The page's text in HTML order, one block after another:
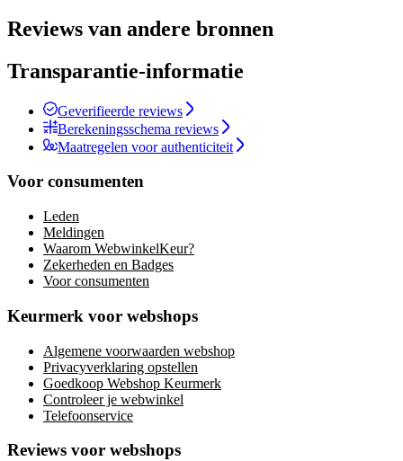
Reviews van andere bronnen
Transparantie-informatie
Geverifieerde reviews
Berekeningsschema reviews
Maatregelen voor authenticiteit
Voor consumenten
Leden
Meldingen
Waarom WebwinkelKeur?
Zekerheden en Badges
Voor consumenten
Keurmerk voor webshops
Algemene voorwaarden webshop
Privacyverklaring opstellen
Goedkoop Webshop Keurmerk
Controleer je webwinkel
Telefoonservice
Reviews voor webshops